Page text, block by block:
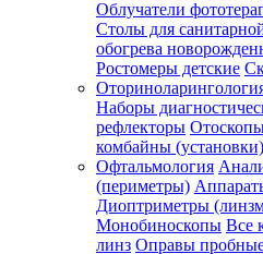
Облучатели
Столы для
обогрева
Ростомеры детские
Наборы
рефлекторы
комбайны (установки)
Офтальмология
(периметры)
Диоптриметры
Монобиноскопы Все
линз Оправы